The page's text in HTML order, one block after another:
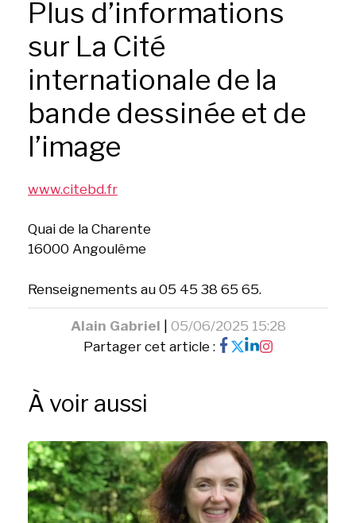
Plus d’informations
sur La Cité
internationale de la
bande dessinée et de
l’image
www.citebd.fr
Quai de la Charente
16000 Angoulême
Renseignements au 05 45 38 65 65.
Alain Gabriel
05/06/2025 15:28
Partager cet article :
À voir aussi